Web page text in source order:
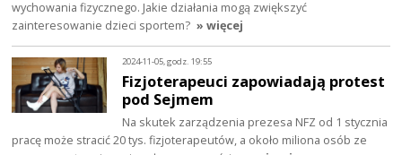
wychowania fizycznego. Jakie działania mogą zwiększyć
zainteresowanie dzieci sportem? » więcej
2024-11-05, godz. 19:55
Fizjoterapeuci zapowiadają protest
pod Sejmem
Na skutek zarządzenia prezesa NFZ od 1 stycznia
pracę może stracić 20 tys. fizjoterapeutów, a około miliona osób ze